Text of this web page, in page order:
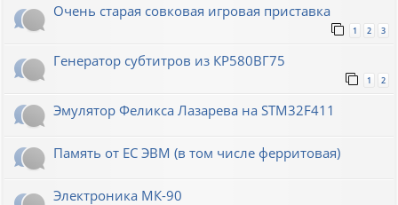
Очень старая совковая игровая приставка
1 2 3
Генератор субтитров из КР580ВГ75
1 2
Эмулятор Феликса Лазарева на STM32F411
Память от ЕС ЭВМ (в том числе ферритовая)
Электроника МК-90